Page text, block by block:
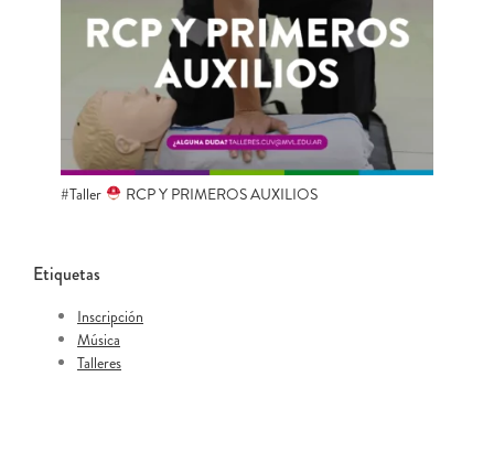
#Taller RCP Y PRIMEROS AUXILIOS
Etiquetas
Inscripción
Música
Talleres